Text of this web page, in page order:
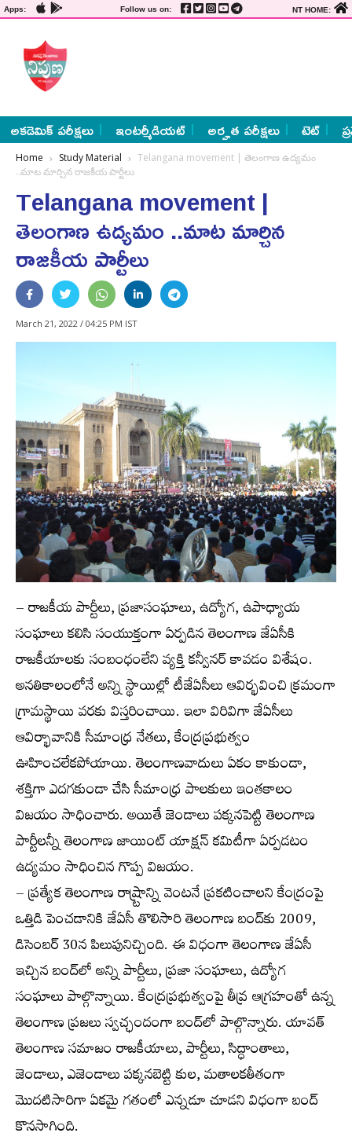
Apps: Follow us on: NT HOME:
అకడెమిక్ పరీక్షలు ఇంటర్మీడియట్ అర్హత పరీక్షలు టెట్
Home Study Material
Telangana movement | తెలంగాణ ఉద్యమం
..మాట మార్చిన రాజకీయ పార్టీలు
Telangana movement |
తెలంగాణ ఉద్యమం ..మాట మార్చిన
రాజకీయ పార్టీలు
March 21, 2022 / 04:25 PM IST
– రాజకీయ పార్టీలు, ప్రజాసంఘాలు, ఉద్యోగ, ఉపాధ్యాయ
సంఘాలు కలిసి సంయుక్తంగా ఏర్పడిన తెలంగాణ జేఏసీకి
రాజకీయాలకు సంబంధంలేని వ్యక్తి కన్వీనర్ కావడం విశేషం.
అనతికాలంలోనే అన్ని స్థాయిల్లో టీజేఏసీలు ఆవిర్భవించి క్రమంగా
గ్రామస్థాయి వరకు విస్తరించాయి. ఇలా విరివిగా జేఏసీలు
ఆవిర్భావానికి సీమాంధ్ర నేతలు, కేంద్రప్రభుత్వం
ఊహించలేకపోయాయి. తెలంగాణవాదులు ఏకం కాకుండా,
శక్తిగా ఎదగకుండా చేసి సీమాంధ్ర పాలకులు ఇంతకాలం
విజయం సాధించారు. అయితే జెండాలు పక్కనపెట్టి తెలంగాణ
పార్టీలన్నీ తెలంగాణ జాయింట్ యాక్షన్ కమిటీగా ఏర్పడటం
ఉద్యమం సాధించిన గొప్ప విజయం.
– ప్రత్యేక తెలంగాణ రాష్ర్టాన్ని వెంటనే ప్రకటించాలని కేంద్రంపై
ఒత్తిడి పెంచడానికి జేఏసీ తొలిసారి తెలంగాణ బంద్‌కు 2009,
డిసెంబర్ 30న పిలుపునిచ్చింది. ఈ విధంగా తెలంగాణ జేఏసీ
ఇచ్చిన బంద్‌లో అన్ని పార్టీలు, ప్రజా సంఘాలు, ఉద్యోగ
సంఘాలు పాల్గొన్నాయి. కేంద్రప్రభుత్వంపై తీవ్ర ఆగ్రహంతో ఉన్న
తెలంగాణ ప్రజలు స్వచ్ఛందంగా బంద్‌లో పాల్గొన్నారు. యావత్
తెలంగాణ సమాజం రాజకీయాలు, పార్టీలు, సిద్ధాంతాలు,
జెండాలు, ఎజెండాలు పక్కనబెట్టి కుల, మతాలకతీతంగా
మొదటిసారిగా ఏకమై గతంలో ఎన్నడూ చూడని విధంగా బంద్
కొనసాగింది.